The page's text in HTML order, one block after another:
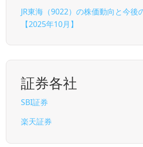
JR東海（9022）の株価動向と今後
【2025年10月】
証券各社
SBI証券
楽天証券